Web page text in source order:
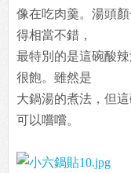
像在吃肉羹。湯頭
得相當不錯，
最特別的是這碗酸
很飽。雖然是
大鍋湯的煮法，但
可以嚐嚐。